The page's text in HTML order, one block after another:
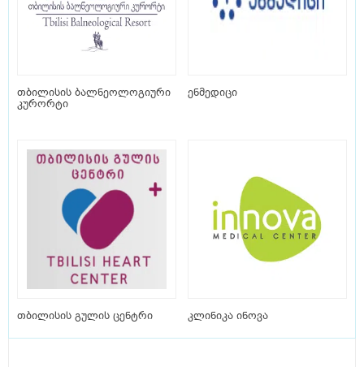
თბილისის ბალნეოლოგიური
კურორტი
ენმედიცი
თბილისის გულის ცენტრი კლინიკა ინოვა